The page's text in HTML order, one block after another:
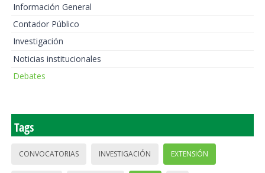
Información General
Contador Público
Investigación
Noticias institucionales
Debates
Tags
CONVOCATORIAS INVESTIGACIÓN EXTENSIÓN